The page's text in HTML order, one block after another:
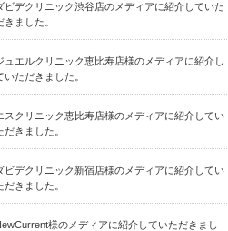
ビデクリニック渋谷店のメディアに紹介していた
きました。
ュエルクリニック恵比寿店様のメディアに紹介し
いただきました。
スクリニック恵比寿店様のメディアに紹介してい
だきました。
ビデクリニック新宿店様のメディアに紹介してい
だきました。
様のメディアに紹介していただきまし